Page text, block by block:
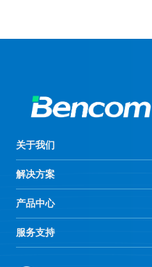
关于我们
解决方案
产品中心
服务支持